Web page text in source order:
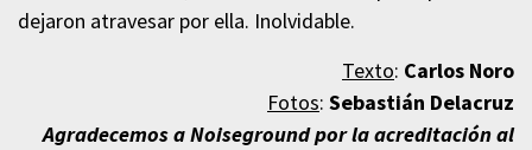
dejaron atravesar por ella. Inolvidable.
Texto: Carlos Noro
Fotos: Sebastián Delacruz
Agradecemos a Noiseground por la acreditación al